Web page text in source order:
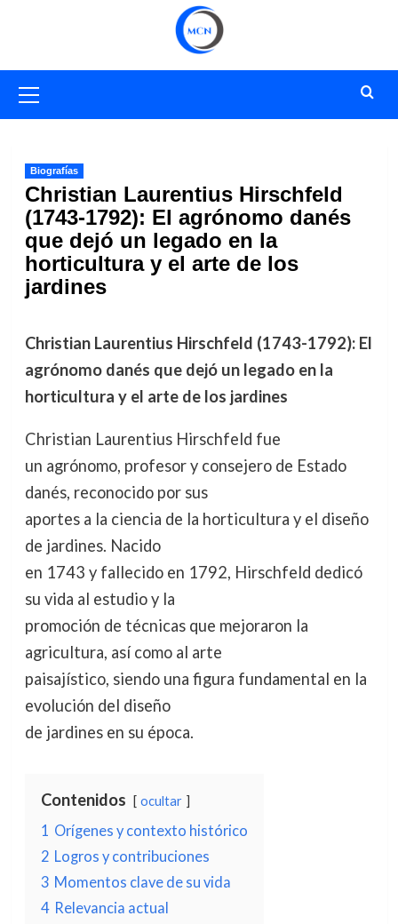
primario
Biografías
Christian Laurentius Hirschfeld
(1743-1792): El agrónomo danés
que dejó un legado en la
horticultura y el arte de los
jardines
Christian Laurentius Hirschfeld (1743-1792): El
agrónomo danés que dejó un legado en la
horticultura y el arte de los jardines
Christian Laurentius Hirschfeld fue
un agrónomo, profesor y consejero de Estado
danés, reconocido por sus
aportes a la ciencia de la horticultura y el diseño
de jardines. Nacido
en 1743 y fallecido en 1792, Hirschfeld dedicó
su vida al estudio y la
promoción de técnicas que mejoraron la
agricultura, así como al arte
paisajístico, siendo una figura fundamental en la
evolución del diseño
de jardines en su época.
Contenidos ocultar
1 Orígenes y contexto histórico
2 Logros y contribuciones
3 Momentos clave de su vida
4 Relevancia actual